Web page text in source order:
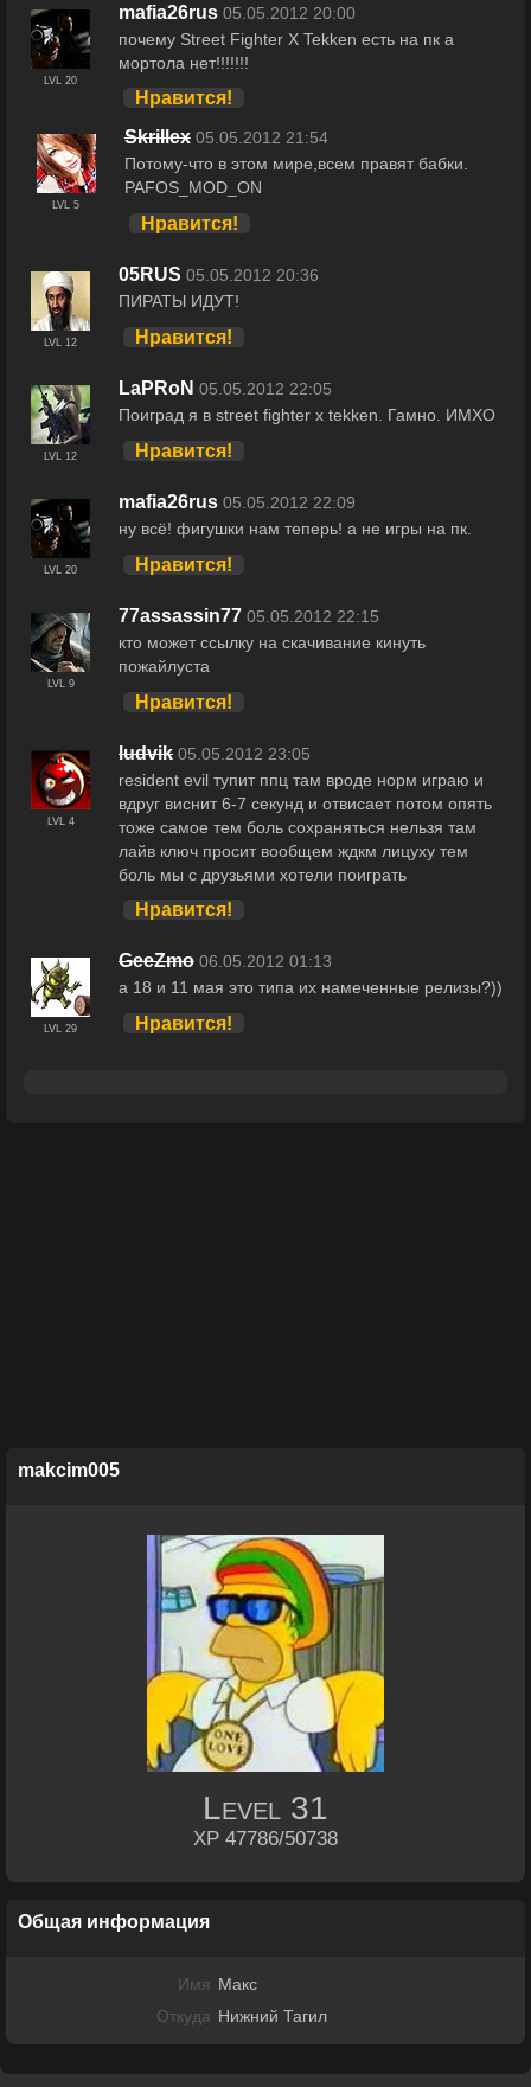
LVL 20
mafia26rus 05.05.2012 20:00
почему Street Fighter X Tekken есть на пк а
мортола нет!!!!!!!
Нравится!
LVL 5
SkriIlex 05.05.2012 21:54
Потому-что в этом мире,всем правят бабки.
PAFOS_MOD_ON
Нравится!
LVL 12
05RUS 05.05.2012 20:36
ПИРАТЫ ИДУТ!
Нравится!
LVL 12
LaPRoN 05.05.2012 22:05
Поиград я в street fighter x tekken. Гамно. ИМХО
Нравится!
LVL 20
mafia26rus 05.05.2012 22:09
ну всё! фигушки нам теперь! а не игры на пк.
Нравится!
LVL 9
77assassin77 05.05.2012 22:15
кто может ссылку на скачивание кинуть
пожайлуста
Нравится!
LVL 4
ludvik 05.05.2012 23:05
resident evil тупит ппц там вроде норм играю и
вдруг виснит 6-7 секунд и отвисает потом опять
тоже самое тем боль сохраняться нельзя там
лайв ключ просит вообщем ждкм лицуху тем
боль мы с друзьями хотели поиграть
Нравится!
LVL 29
GeeZmo 06.05.2012 01:13
а 18 и 11 мая это типа их намеченные релизы?))
Нравится!
makcim005
Level 31
XP 47786/50738
Общая информация
Имя Макс
Откуда Нижний Тагил